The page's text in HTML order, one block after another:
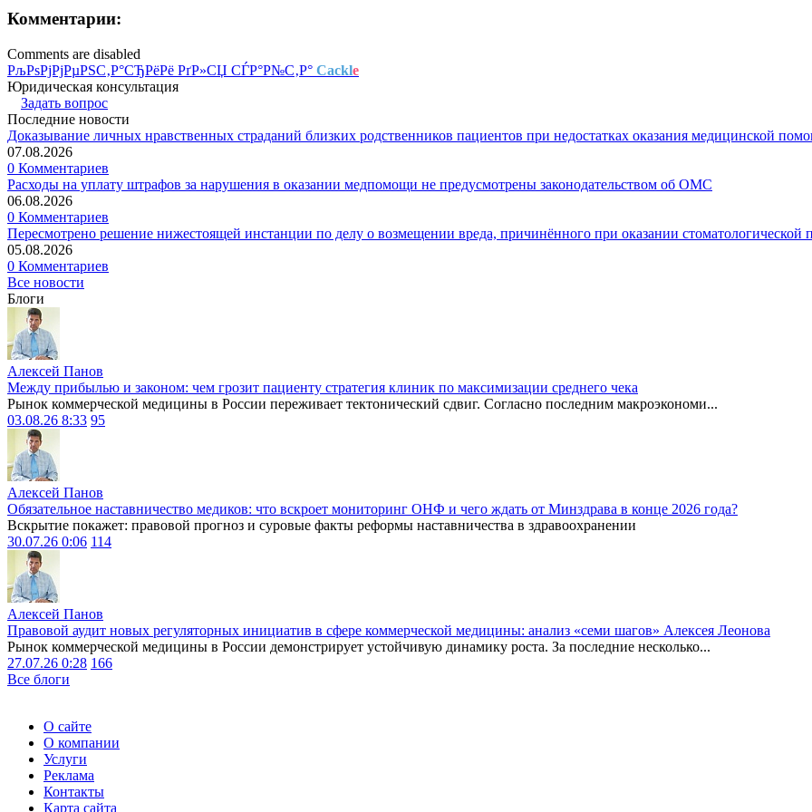
Комментарии:
Comments are disabled
РљРѕРјРјРµРЅС‚Р°СЂРёРё РґР»СЏ СЃР°Р№С‚Р° Cackle
Юридическая консультация
Задать вопрос
Последние новости
Доказывание личных нравственных страданий близких родственников пациентов при недостатках оказания медицинской
07.08.2026
0 Комментариев
Расходы на уплату штрафов за нарушения в оказании медпомощи не предусмотрены законодательством об ОМС
06.08.2026
0 Комментариев
Пересмотрено решение нижестоящей инстанции по делу о возмещении вреда, причинённого при оказании стоматологической
05.08.2026
0 Комментариев
Все новости
Блоги
Алексей Панов
Между прибылью и законом: чем грозит пациенту стратегия клиник по максимизации среднего чека
Рынок коммерческой медицины в России переживает тектонический сдвиг. Согласно последним макроэкономи...
03.08.26 8:33 95
Алексей Панов
Обязательное наставничество медиков: что вскроет мониторинг ОНФ и чего ждать от Минздрава в конце 2026 года?
Вскрытие покажет: правовой прогноз и суровые факты реформы наставничества в здравоохранении
30.07.26 0:06 114
Алексей Панов
Правовой аудит новых регуляторных инициатив в сфере коммерческой медицины: анализ «семи шагов» Алексея Леонова
Рынок коммерческой медицины в России демонстрирует устойчивую динамику роста. За последние несколько...
27.07.26 0:28 166
Все блоги
О сайте
О компании
Услуги
Реклама
Контакты
Карта сайта